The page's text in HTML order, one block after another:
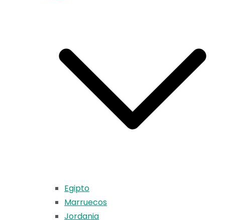
Egipto
Marruecos
Jordania